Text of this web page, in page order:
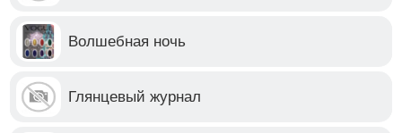
Волшебная ночь
Глянцевый журнал